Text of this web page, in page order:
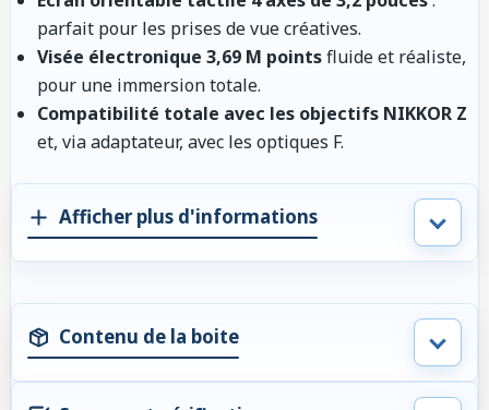
parfait pour les prises de vue créatives.
Visée électronique 3,69 M pointsfluide et réaliste,
pour une immersion totale.
Compatibilité totale avec les objectifs NIKKOR Z
et, via adaptateur, avec les optiques F.
Afficher plus d'informations
Contenu de la boite